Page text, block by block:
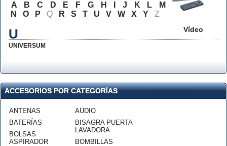
Vídeo
A B C D E F G H J K L
M
N
O P Q R S T U V W X Y Z
U
UNIVERSUM
ACCESORIOS POR CATEGORÍAS
ANTENAS
BATERÍAS
BOLSAS
ASPIRADOR
AUDIO
BISAGRA PUERTA
LAVADORA
BOMBILLAS